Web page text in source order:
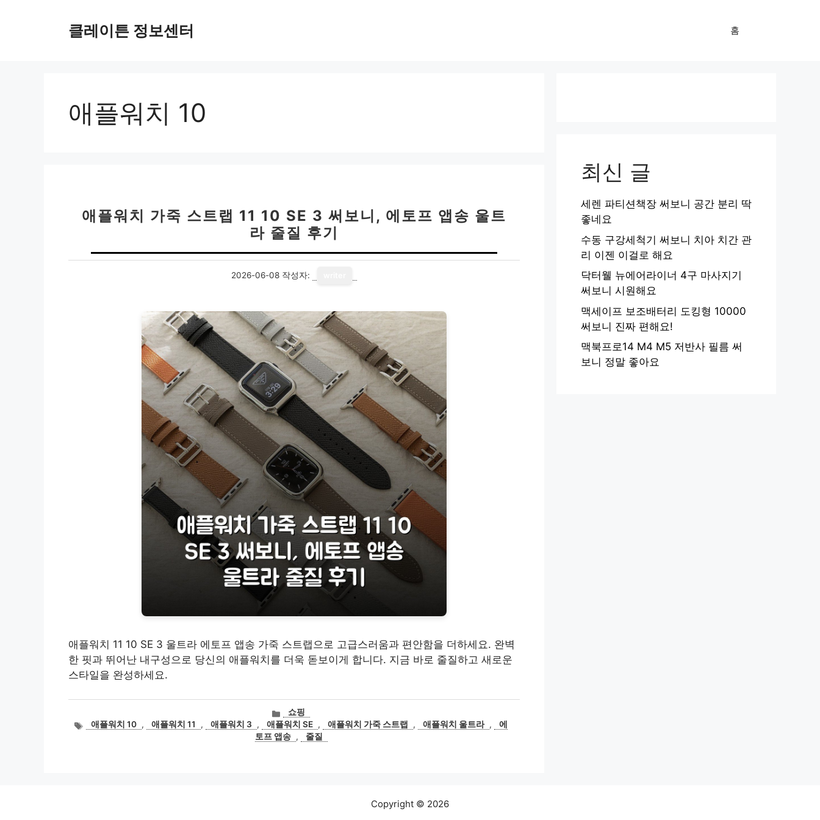
클레이튼 정보센터 홈
애플워치 10
애플워치 가죽 스트랩 11 10 SE 3 써보니, 에토프 앱송 울트
라 줄질 후기
2026-06-08 작성자:
애플워치 11 10 SE 3 울트라 에토프 앱송 가죽 스트랩으로 고급스러움과 편안함을 더하세요. 완벽
한 핏과 뛰어난 내구성으로 당신의 애플워치를 더욱 돋보이게 합니다. 지금 바로 줄질하고 새로운
스타일을 완성하세요.
카
테
고
쇼핑
태애플워치 10 , 애플워치 11 , 애플워치 3 , 애플워치 SE , 애플워치 가죽 스트랩 , 애플워치 울트라 ,
에
토프 앱송 , 줄질
최신 글
세렌 파티션책장 써보니 공간 분리 딱
좋네요
수동 구강세척기 써보니 치아 치간 관
리 이젠 이걸로 해요
닥터웰 뉴에어라이너 4구 마사지기
써보니 시원해요
맥세이프 보조배터리 도킹형 10000
써보니 진짜 편해요!
맥북프로14 M4 M5 저반사 필름 써
보니 정말 좋아요
Copyright © 2026